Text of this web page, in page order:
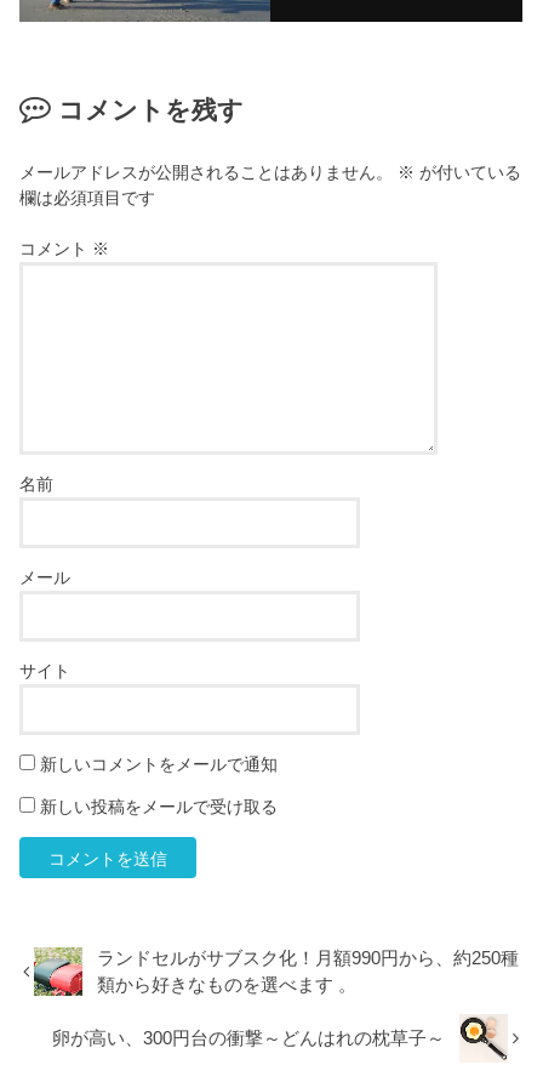
コメントを残す
メールアドレスが公開されることはありません。 ※ が付いている
欄は必須項目です
コメント ※
名前
メール
サイト
新しいコメントをメールで通知
新しい投稿をメールで受け取る
ランドセルがサブスク化！月額990円から、約250種
類から好きなものを選べます 。
卵が高い、300円台の衝撃～どんはれの枕草子～